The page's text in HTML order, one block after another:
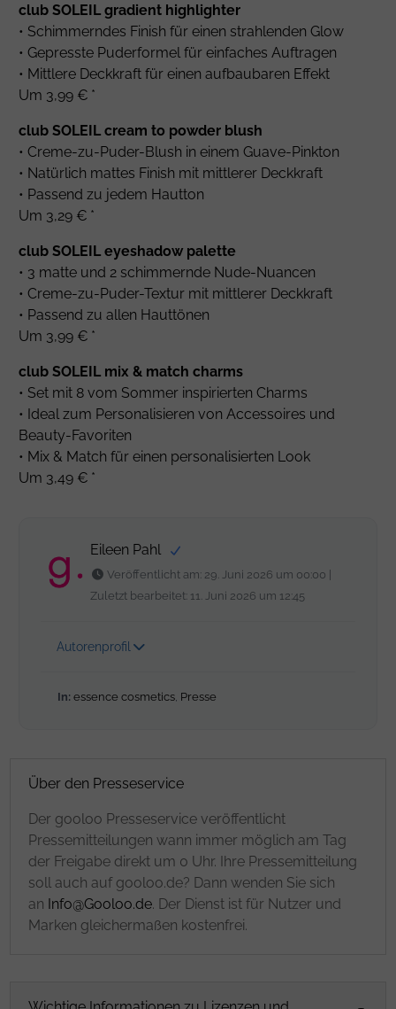
club SOLEIL gradient highlighter
• Schimmerndes Finish für einen strahlenden Glow
• Gepresste Puderformel für einfaches Auftragen
• Mittlere Deckkraft für einen aufbaubaren Effekt
Um 3,99 € *
club SOLEIL cream to powder blush
• Creme-zu-Puder-Blush in einem Guave-Pinkton
• Natürlich mattes Finish mit mittlerer Deckkraft
• Passend zu jedem Hautton
Um 3,29 € *
club SOLEIL eyeshadow palette
• 3 matte und 2 schimmernde Nude-Nuancen
• Creme-zu-Puder-Textur mit mittlerer Deckkraft
• Passend zu allen Hauttönen
Um 3,99 € *
club SOLEIL mix & match charms
• Set mit 8 vom Sommer inspirierten Charms
• Ideal zum Personalisieren von Accessoires und
Beauty-Favoriten
• Mix & Match für einen personalisierten Look
Um 3,49 € *
Eileen Pahl
Veröffentlicht am: 29. Juni 2026 um 00:00 |
Zuletzt bearbeitet: 11. Juni 2026 um 12:45
Autorenprofil
In: essence cosmetics, Presse
Über den Presseservice
Der gooloo Presseservice veröffentlicht
Pressemitteilungen wann immer möglich am Tag
der Freigabe direkt um 0 Uhr. Ihre Pressemitteilung
soll auch auf gooloo.de? Dann wenden Sie sich
an Info@Gooloo.de. Der Dienst ist für Nutzer und
Marken gleichermaßen kostenfrei.